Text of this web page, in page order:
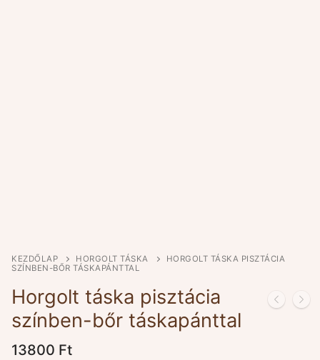
KEZDŐLAP HORGOLT TÁSKA
HORGOLT TÁSKA PISZTÁCIA
SZÍNBEN-BŐR TÁSKAPÁNTTAL
Horgolt táska pisztácia
színben-bőr táskapánttal
13800 Ft